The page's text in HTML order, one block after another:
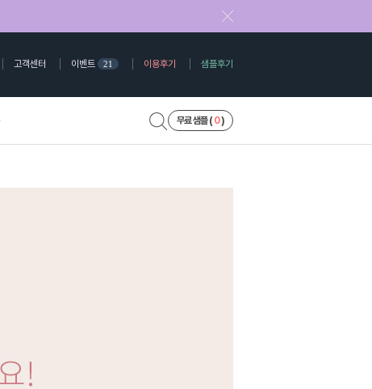
고객센터 이벤트 21 이용후기 샘플후기
무료 샘플 ( 0)